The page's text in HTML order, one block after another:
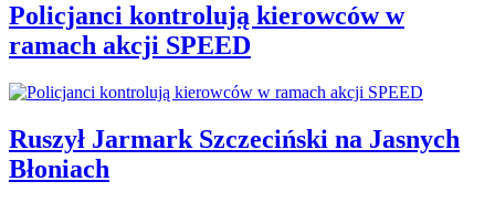
Policjanci kontrolują kierowców w
ramach akcji SPEED
Ruszył Jarmark Szczeciński na Jasnych
Błoniach